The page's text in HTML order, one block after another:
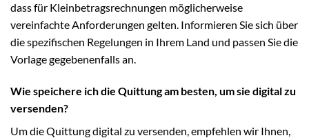
dass für Kleinbetragsrechnungen möglicherweise
vereinfachte Anforderungen gelten. Informieren Sie sich über
die spezifischen Regelungen in Ihrem Land und passen Sie die
Vorlage gegebenenfalls an.
Wie speichere ich die Quittung am besten, um sie digital zu
versenden?
Um die Quittung digital zu versenden, empfehlen wir Ihnen,